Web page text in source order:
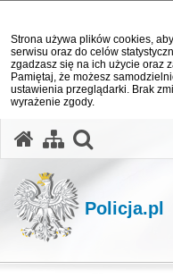
Strona używa plików cookies,
serwisu oraz do celów
zgadzasz się na ich użycie oraz
Pamiętaj, że możesz
ustawienia przeglądarki. Brak
wyrażenie zgody.
Policja.pl